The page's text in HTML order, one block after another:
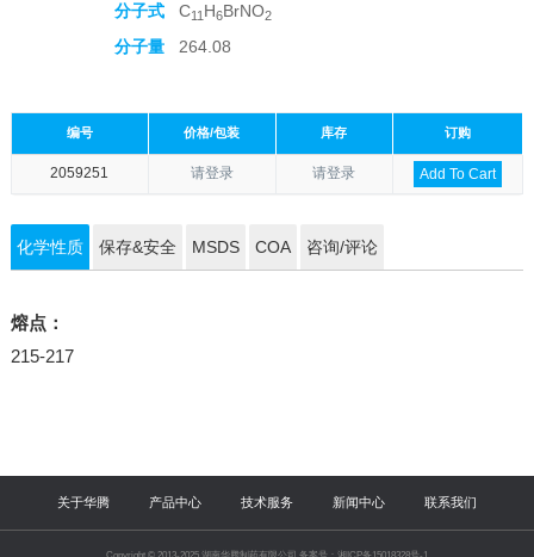
分子式
C11 H6BrNO2
分子量 264.08
编号 价格/包装 库存 订购
2059251 请登录 请登录 Add To Cart
化学性质 保存&安全 MSDS COA 咨询/评论
熔点：
215-217
关于华腾 产品中心 技术服务 新闻中心 联系我们
Copyright © 2013-2025 湖南华腾制药有限公司 备案号：湘ICP备15018328号-1